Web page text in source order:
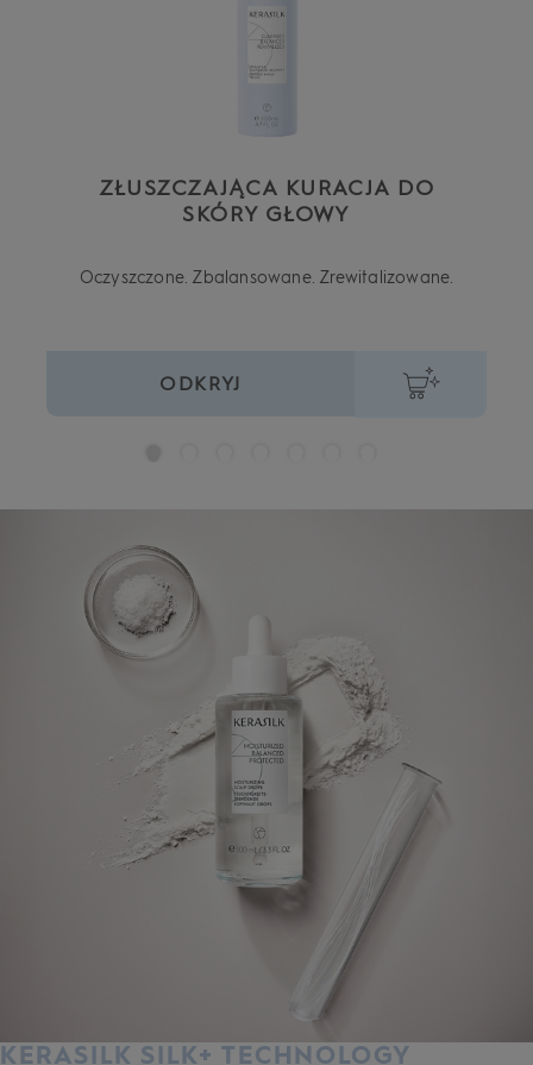
ZŁUSZCZAJĄCA KURACJA DO
SKÓRY GŁOWY
Oczyszczone. Zbalansowane. Zrewitalizowane.
ODKRYJ
KERASILK SILK+ TECHNOLOGY